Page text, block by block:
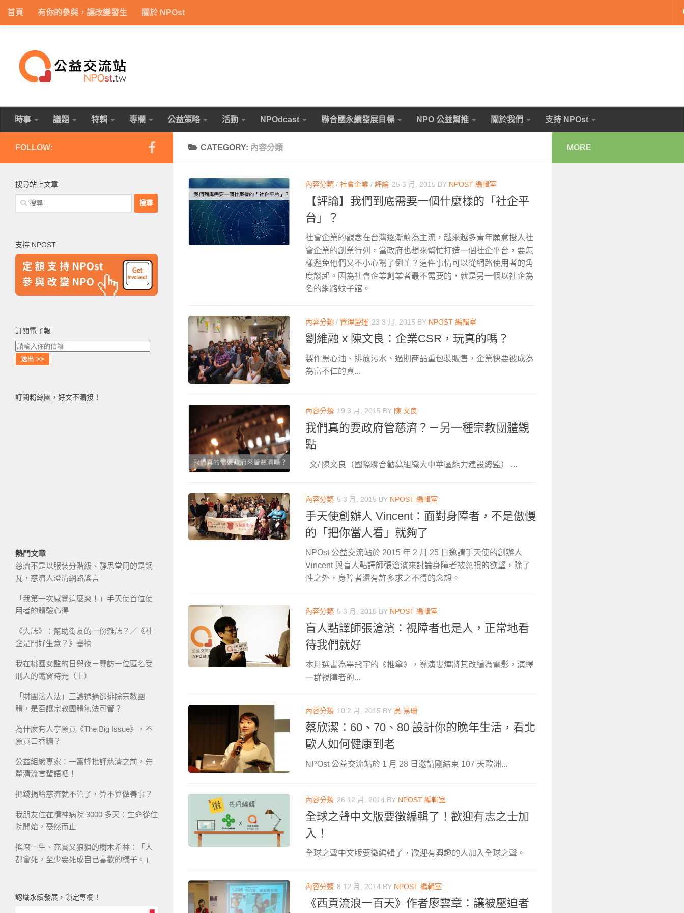
Skip to content
首頁 有你的參與，讓改變發生 關於 NPOst
時事 議題 特輯 專欄 公益策略 活動 NPOdcast 聯合國永續發展目標 NPO 公益幫推 關於我們 支持 NPOst
CATEGORY: 內容分類
內容分類 / 社會企業 / 評論 25 3 月, 2015 BY NPOST 編輯室
【評論】我們到底需要一個什麼樣的「社企平
台」？
社會企業的觀念在台灣逐漸蔚為主流，越來越多青年願意投入社
會企業的創業行列，當政府也想來幫忙打造一個社企平台，要怎
樣避免他們又不小心幫了倒忙？這件事情可以從網路使用者的角
度談起。因為社會企業創業者最不需要的，就是另一個以社企為
名的網路蚊子館。
內容分類 / 管理營運 23 3 月, 2015 BY NPOST 編輯室
劉維融 x 陳文良：企業CSR，玩真的嗎？
製作黑心油、排放污水、過期商品重包裝販售，企業快要被成為
為富不仁的真...
內容分類 19 3 月, 2015 BY 陳 文良
我們真的要政府管慈濟？－另一種宗教團體觀
點
文/ 陳文良（國際聯合勸募組織大中華區能力建設總監） ...
內容分類 5 3 月, 2015 BY NPOST 編輯室
手天使創辦人 Vincent：面對身障者，不是傲慢
的「把你當人看」就夠了
NPOst 公益交流站於 2015 年 2 月 25 日邀請手天使的創辦人
Vincent 與盲人點譯師張滄濱來討論身障者被忽視的欲望，除了
性之外，身障者還有許多求之不得的念想。
內容分類 5 3 月, 2015 BY NPOST 編輯室
盲人點譯師張滄濱：視障者也是人，正常地看
待我們就好
本月選書為畢飛宇的《推拿》，導演婁燁將其改編為電影，演繹
一群視障者的...
內容分類 10 2 月, 2015 BY 吳 易珊
蔡欣潔：60、70、80 設計你的晚年生活，看北
歐人如何健康到老
NPOst 公益交流站於 1 月 28 日邀請剛結束 107 天歐洲...
內容分類 26 12 月, 2014 BY NPOST 編輯室
全球之聲中文版要徵編輯了！歡迎有志之士加
入！
全球之聲中文版要徵編輯了，歡迎有興趣的人加入全球之聲。
內容分類 8 12 月, 2014 BY NPOST 編輯室
《西貢流浪一百天》作者廖雲章：讓被壓迫者
FOLLOW:
搜尋站上文章
搜
尋
字:
支持 NPOST
訂閱電子報
訂閱粉絲團，好文不漏接！
熱門文章
慈濟不是以服裝分階級、靜思堂用的是銅
瓦，慈濟人澄清網路謠言
「我第一次感覺這麼爽！」手天使首位使
用者的體驗心得
《大誌》：幫助街友的一份雜誌？／《社
企是門好生意？》書摘
我在桃園女監的日與夜－專訪一位匿名受
刑人的鐵窗時光（上）
「財團法人法」三讀通過卻排除宗教團
體，是否讓宗教團體無法可管？
為什麼有人寧願買《The Big Issue》，不
願買口香糖？
公益組織專家：一窩蜂批評慈濟之前，先
釐清流言蜚語吧！
把錢捐給慈濟就不管了，算不算做善事？
我朋友住在精神病院 3000 多天：生命從住
院開始，戞然而止
搖滾一生、充實又狼狽的樹木希林：「人
都會死，至少要死成自己喜歡的樣子。」
認識永續發展，鎖定專欄！
MORE